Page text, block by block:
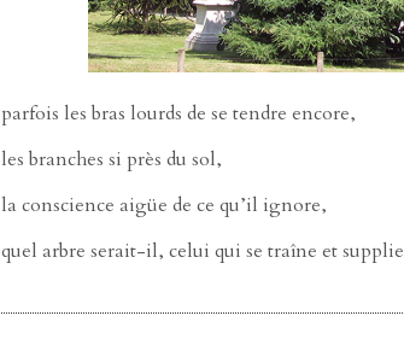
parfois les bras lourds de se tendre encore,
les branches si près du sol,
la conscience aigüe de ce qu’il ignore,
quel arbre serait-il, celui qui se traîne et supplie